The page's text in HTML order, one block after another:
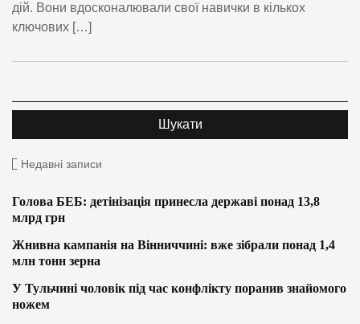
дій. Вони вдосконалювали свої навички в кількох
ключових […]
Недавні записи
Голова БЕБ: детінізація принесла державі понад 13,8
млрд грн
Жнивна кампанія на Вінниччині: вже зібрали понад 1,4
млн тонн зерна
У Тульчині чоловік під час конфлікту поранив знайомого
ножем